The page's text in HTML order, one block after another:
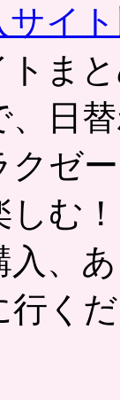
サイ
ま
日
クゼ
しむ
、
行く